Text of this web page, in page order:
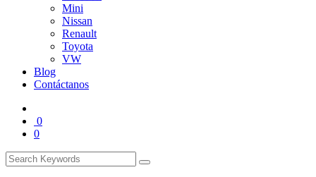
Mini
Nissan
Renault
Toyota
VW
Blog
Contáctanos
0
0